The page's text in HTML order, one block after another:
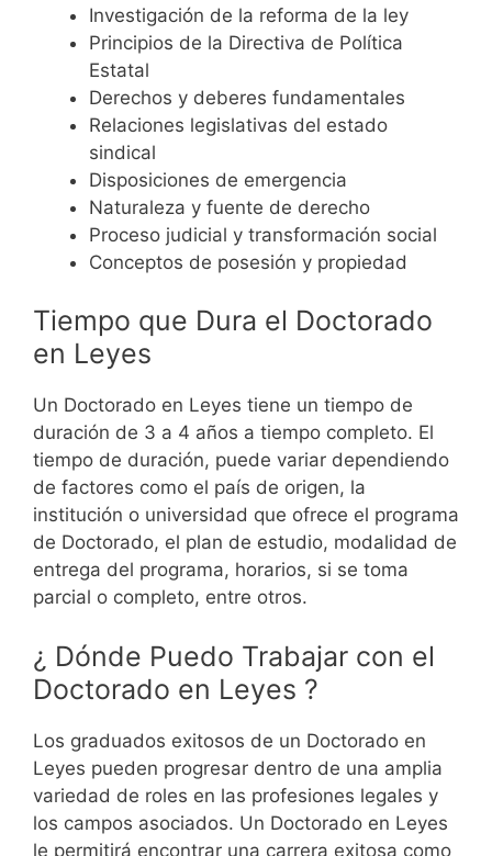
Investigación de la reforma de la ley
Principios de la Directiva de Política
Estatal
Derechos y deberes fundamentales
Relaciones legislativas del estado
sindical
Disposiciones de emergencia
Naturaleza y fuente de derecho
Proceso judicial y transformación social
Conceptos de posesión y propiedad
Tiempo que Dura el Doctorado
en Leyes
Un Doctorado en Leyes tiene un tiempo de
duración de 3 a 4 años a tiempo completo. El
tiempo de duración, puede variar dependiendo
de factores como el país de origen, la
institución o universidad que ofrece el programa
de Doctorado, el plan de estudio, modalidad de
entrega del programa, horarios, si se toma
parcial o completo, entre otros.
¿ Dónde Puedo Trabajar con el
Doctorado en Leyes ?
Los graduados exitosos de un Doctorado en
Leyes pueden progresar dentro de una amplia
variedad de roles en las profesiones legales y
los campos asociados. Un Doctorado en Leyes
le permitirá encontrar una carrera exitosa como